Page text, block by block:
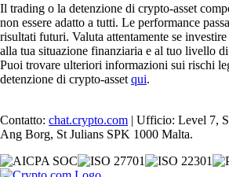
Il trading o la detenzione di crypto-asset
non essere adatto a tutti. Le performance
risultati futuri. Valuta attentamente se
alla tua situazione finanziaria e al tuo livello
Puoi trovare ulteriori informazioni sui rischi
detenzione di crypto-asset qui.
Contatto: chat.crypto.com | Ufficio: Level 7,
Ang Borg, St Julians SPK 1000 Malta.